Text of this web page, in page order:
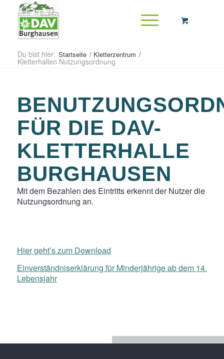
Du bist hier: Startseite / Kletterzentrum /
Kletterhallen Nutzungsordnung
FÜR DIE DAV-
KLETTERHALLE
BURGHAUSEN
Mit dem Bezahlen des Eintritts erkennt der Nutzer die
Nutzungsordnung an.
Hier geht’s zum Download
Einverständniserklärung für Minderjährige ab dem 14.
Lebensjahr